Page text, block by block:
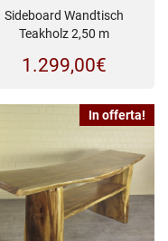
Sideboard Wandtisch
Teakholz 2,50 m
1.299,00€
In offerta!